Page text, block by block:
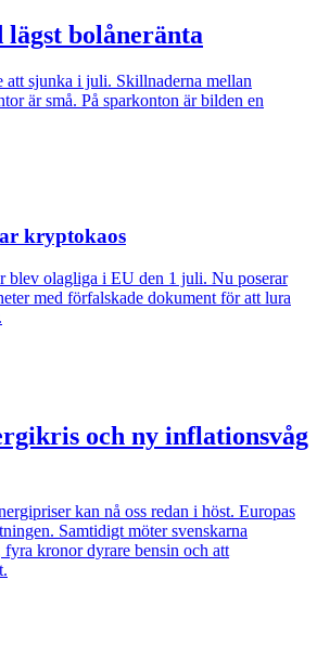
lägst bolåneränta
att sjunka i juli. Skillnaderna mellan
är små. På sparkonton är bilden en
kryptokaos
blev olagliga i EU den 1 juli. Nu poserar
med förfalskade dokument för att lura
och ny inflationsvåg
kan nå oss redan i höst. Europas
Samtidigt möter svenskarna
fyra kronor dyrare bensin och att